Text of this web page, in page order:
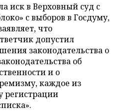
иск в Верховный суд с
с выборов в Госдуму,
что
допустил
законодательства о
об
и о
каждое из
регистрации